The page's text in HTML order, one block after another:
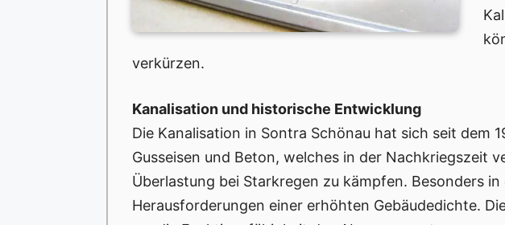
verkürzen.
Kanalisation und historische Entwicklung
Die Kanalisation in Sontra Schönau hat sich seit
Gusseisen und Beton, welches in der Nachkriegszeit
Überlastung bei Starkregen zu kämpfen. Besonders
Herausforderungen einer erhöhten Gebäudedichte.